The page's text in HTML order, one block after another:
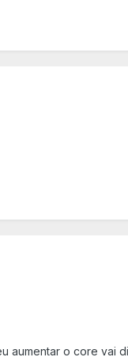
aumentar o core vai